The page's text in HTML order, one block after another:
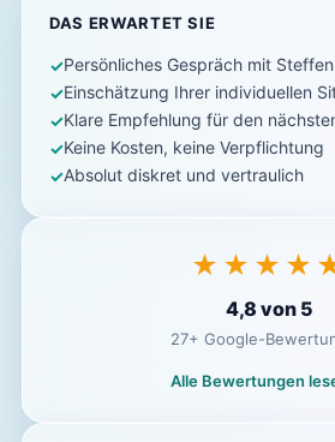
DAS ERWARTET SIE
Persönliches Gespräch mit
Einschätzung Ihrer individuellen
Klare Empfehlung für den
Keine Kosten, keine Verpflichtung
Absolut diskret und vertraulich
4,8 von 5
27+ Google-
Alle Bewertungen